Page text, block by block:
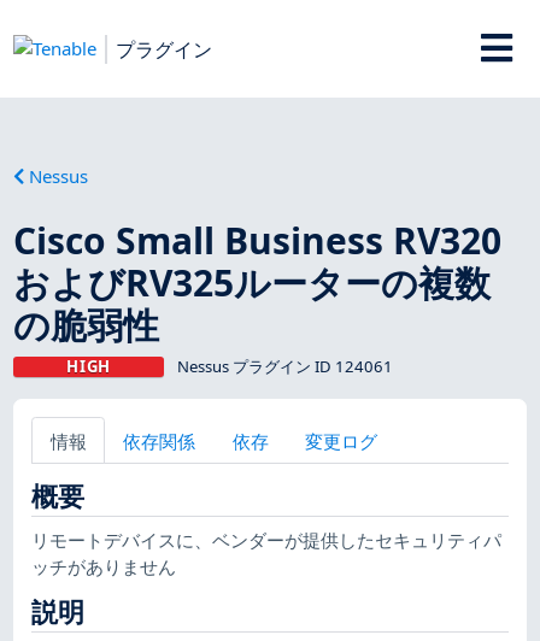
プラグイン
Nessus
Cisco Small Business RV320
およびRV325ルーターの複数
の脆弱性
HIGH Nessus プラグイン ID 124061
情報 依存関係 依存 変更ログ
概要
リモートデバイスに、ベンダーが提供したセキュリティパ
ッチがありません
説明